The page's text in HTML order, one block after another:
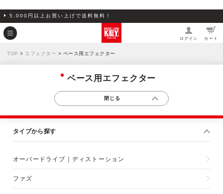
5,000円以上お買い上げで送料無料！
ログイン カート
TOP > エフェクター > ベース用エフェクター
ベース用エフェクター
タイプから探す
オーバードライブ｜ディストーション
ファズ